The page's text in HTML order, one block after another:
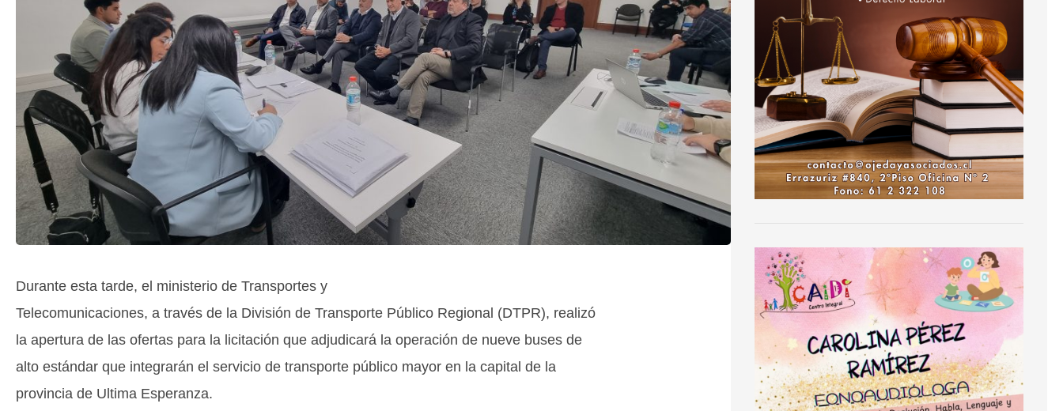
Durante esta tarde, el ministerio de Transportes y
Telecomunicaciones, a través de la División de Transporte Público Regional (DTPR), realizó
la apertura de las ofertas para la licitación que adjudicará la operación de nueve buses de
alto estándar que integrarán el servicio de transporte público mayor en la capital de la
provincia de Ultima Esperanza.